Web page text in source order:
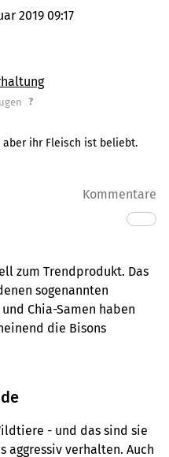
2019 09:17
?
ihr Fleisch ist beliebt.
Kommentare
zum Trendprodukt. Das
sogenannten
Chia-Samen haben
die Bisons
- und das sind sie
aggressiv verhalten. Auch